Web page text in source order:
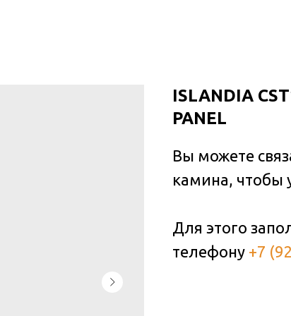
ISLANDIA
PANEL
Вы можете
камина, чтобы
Для этого
телефону +7